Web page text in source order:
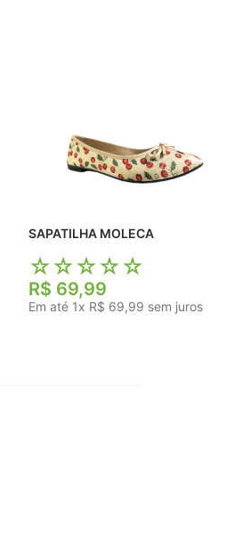
SAPATILHA MOLECA
☆☆☆☆☆
R$ 69,99
Em até 1x R$ 69,99 sem juros